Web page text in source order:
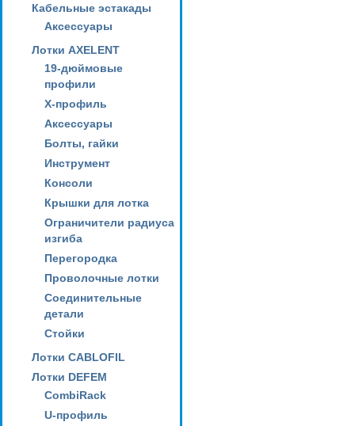
Кабельные эстакады
Аксессуары
Лотки AXELENT
19-дюймовые
профили
X-профиль
Аксессуары
Болты, гайки
Инструмент
Консоли
Крышки для лотка
Ограничители радиуса
изгиба
Перегородка
Проволочные лотки
Соединительные
детали
Стойки
Лотки CABLOFIL
Лотки DEFEM
CombiRack
U-профиль